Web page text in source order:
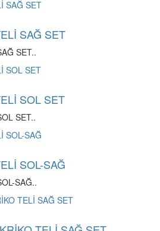
SAĞ SET
SET..
SOL SET
SET..
SOL-SAĞ
SAĞ..